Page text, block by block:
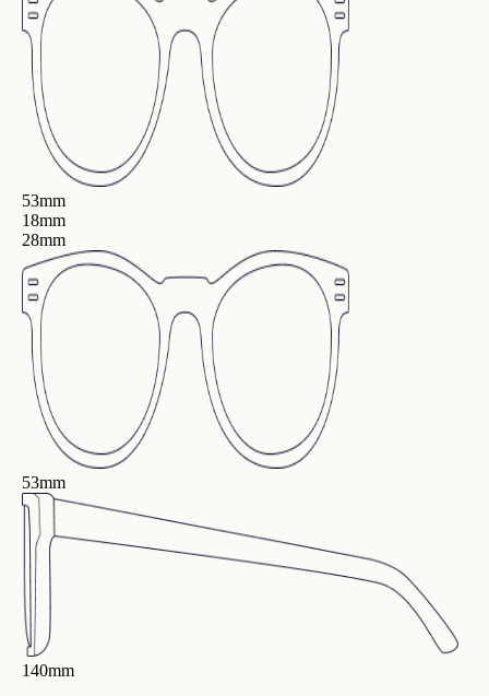
53mm
18mm
28mm
53mm
140mm